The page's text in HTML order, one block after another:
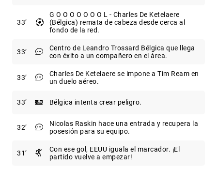
33
G O O O O O O O L - Charles De Ketelaere
(Bélgica) remata de cabeza desde cerca al
fondo de la red.
33
Centro de Leandro Trossard Bélgica que llega
con éxito a un compañero en el área.
33
Charles De Ketelaere se impone a Tim Ream en
un duelo aéreo.
33 Bélgica intenta crear peligro.
32
Nicolas Raskin hace una entrada y recupera la
posesión para su equipo.
31
Con ese gol, EEUU iguala el marcador. ¡El
partido vuelve a empezar!